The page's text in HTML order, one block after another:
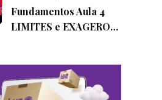
Fundamentos Aula 4
LIMITES e EXAGEROS